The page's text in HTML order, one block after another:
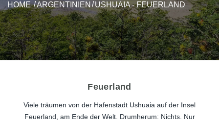
HOME ARGENTINIEN USHUAIA - FEUERLAND
Feuerland
Viele träumen von der Hafenstadt Ushuaia auf der Insel
Feuerland, am Ende der Welt. Drumherum: Nichts. Nur